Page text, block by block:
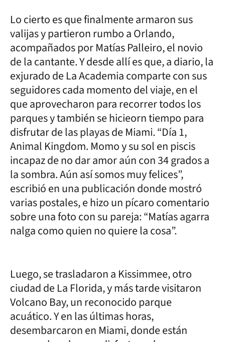
Lo cierto es que finalmente armaron sus
valijas y partieron rumbo a Orlando,
acompañados por Matías Palleiro, el novio
de la cantante. Y desde allí es que, a diario, la
exjurado de La Academia comparte con sus
seguidores cada momento del viaje, en el
que aprovecharon para recorrer todos los
parques y también se hicieorn tiempo para
disfrutar de las playas de Miami. “Día 1,
Animal Kingdom. Momo y su sol en piscis
incapaz de no dar amor aún con 34 grados a
la sombra. Aún así somos muy felices”,
escribió en una publicación donde mostró
varias postales, e hizo un pícaro comentario
sobre una foto con su pareja: “Matías agarra
nalga como quien no quiere la cosa”.
Luego, se trasladaron a Kissimmee, otro
ciudad de La Florida, y más tarde visitaron
Volcano Bay, un reconocido parque
acuático. Y en las últimas horas,
desembarcaron en Miami, donde están